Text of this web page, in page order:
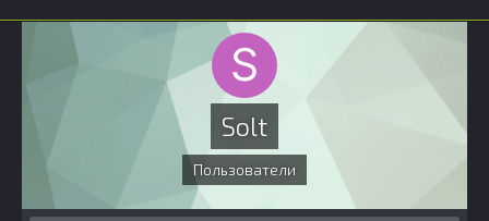
Solt
Пользователи